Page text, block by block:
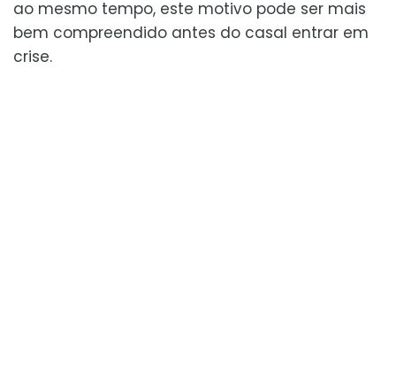
ao mesmo tempo, este motivo pode ser mais
bem compreendido antes do casal entrar em
crise.